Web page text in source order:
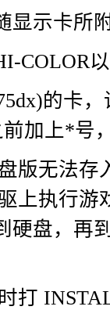
显示卡所
COLOR
的卡
前加上*
版无法存
上执行
硬盘，再
打